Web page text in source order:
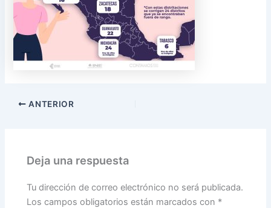
ANTERIOR
Deja una respuesta
Tu dirección de correo electrónico no será publicada.
Los campos obligatorios están marcados con *